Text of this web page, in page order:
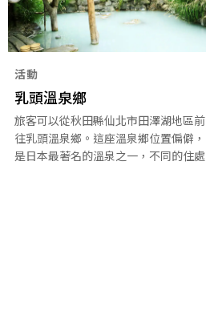
活動
乳頭溫泉鄉
旅客可以從秋田縣仙北市田澤湖地區前
往乳頭溫泉鄉。這座溫泉鄉位置偏僻，
是日本最著名的溫泉之一，不同的住處